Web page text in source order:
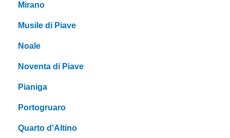
Mirano
Musile di Piave
Noale
Noventa di Piave
Pianiga
Portogruaro
Quarto d'Altino